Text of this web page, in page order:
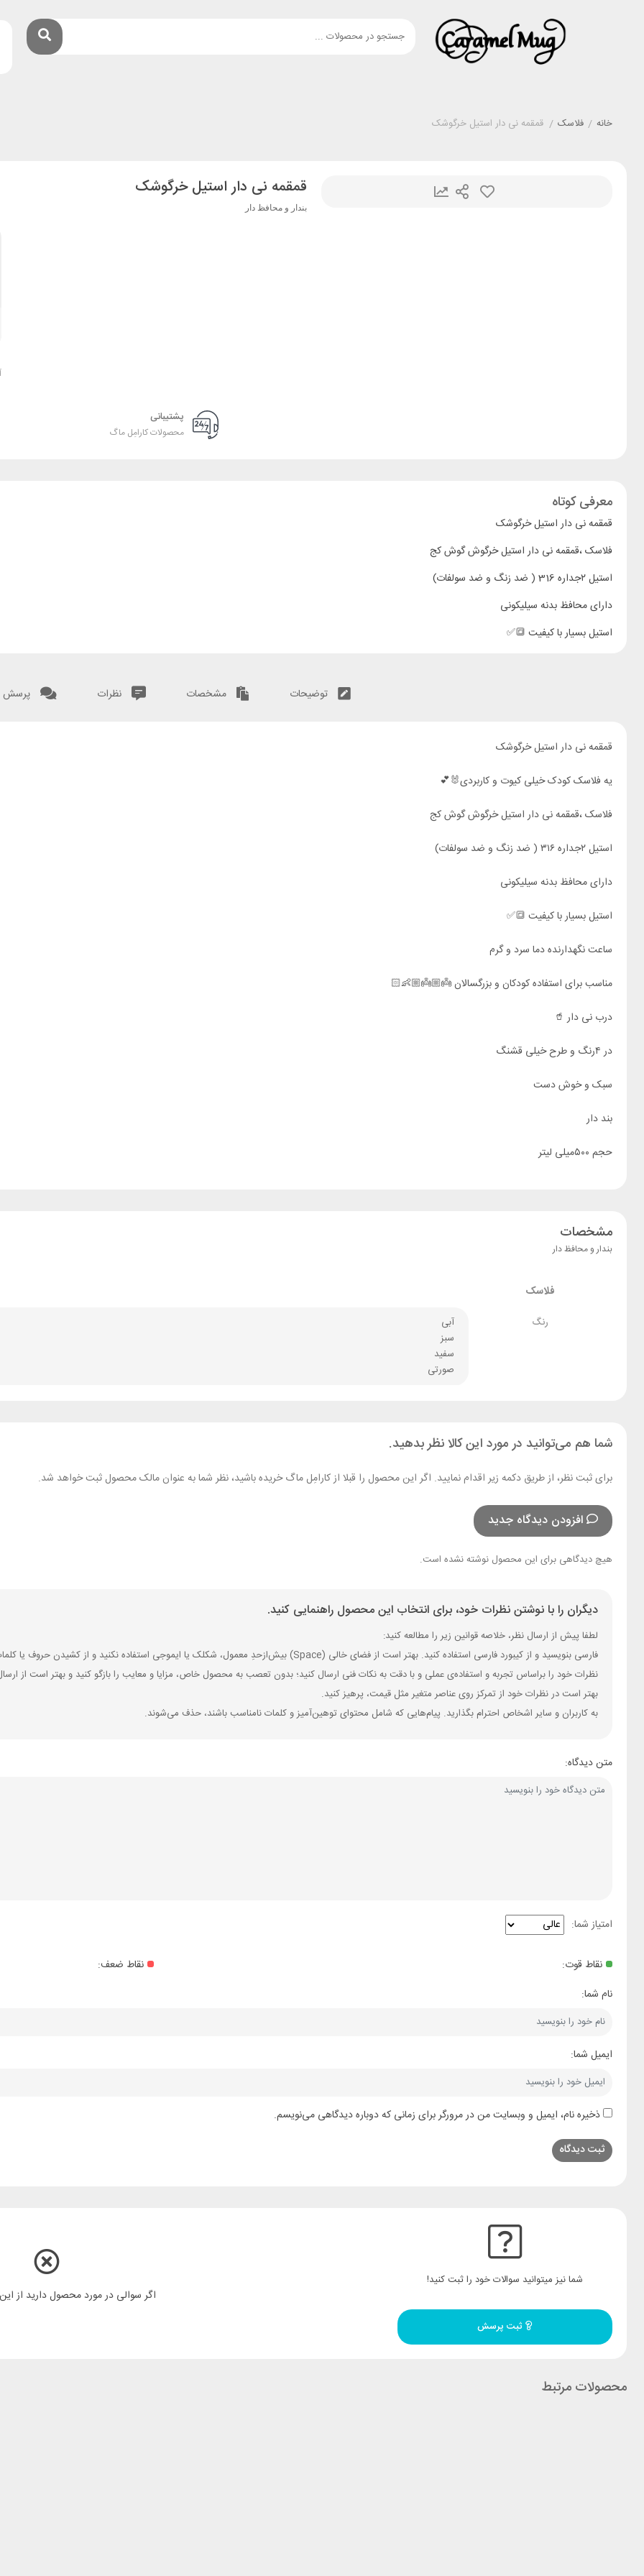
خانه / فلاسک / قمقمه نی دار استیل خرگوشک
قمقمه نی دار استیل خرگوشک
بندار و محافظ دار
پشتیبانی
محصولات کارامِل ماگ
معرفی کوتاه
قمقمه نی دار استیل خرگوشک
فلاسک ،قمقمه نی دار استیل خرگوش گوش کج
استیل ۲جداره 316 ( ضد زنگ و ضد سولفات)
دارای محافظ بدنه سیلیکونی
استیل بسیار با کیفیت 🔳✅
در ۴رنگ و طرح خیلی قشنگ
توضیحات مشخصات نظرات پرسش
قمقمه نی دار استیل خرگوشک
یه فلاسک کودک خیلی کیوت و کاربردی🐰💕
فلاسک ،قمقمه نی دار استیل خرگوش گوش کج
استیل ۲جداره ۳۱۶ ( ضد زنگ و ضد سولفات)
دارای محافظ بدنه سیلیکونی
استیل بسیار با کیفیت 🔳✅
ساعت نگهدارنده دما سرد و گرم
مناسب برای استفاده کودکان و بزرگسالان 👼🏼👼🏼👶🏻
درب نی دار 🥤
در ۴رنگ و طرح خیلی قشنگ
سبک و خوش دست
بند دار
حجم ۵۰۰میلی لیتر
مشخصات
بندار و محافظ دار
فلاسک
رنگ
آبی
سبز
سفید
صورتی
شما هم می‌توانید در مورد این کالا نظر بدهید.
برای ثبت نظر، از طریق دکمه زیر اقدام نمایید. اگر این محصول را قبلا از کارامِل ماگ خریده باشید، نظر شما به عنوان مالک محصول ثبت خواهد شد.
افزودن دیدگاه جدید
هیچ دیدگاهی برای این محصول نوشته نشده است.
دیگران را با نوشتن نظرات خود، برای انتخاب این محصول راهنمایی کنید.
لطفا پیش از ارسال نظر، خلاصه قوانین زیر را مطالعه کنید:
فارسی بنویسید و از کیبورد فارسی استفاده کنید. بهتر است از فضای خالی (Space) بیش‌از‌حدِ معمول، شکلک یا ایموجی استفاده نکنید و از کشیدن حروف یا کلمات با صفحه‌کلید بپرهیزید.
نظرات خود را براساس تجربه و استفاده‌ی عملی و با دقت به نکات فنی ارسال کنید؛ بدون تعصب به محصول خاص، مزایا و معایب را بازگو کنید و بهتر است از
بهتر است در نظرات خود از تمرکز روی عناصر متغیر مثل قیمت، پرهیز کنید.
به کاربران و سایر اشخاص احترام بگذارید. پیام‌هایی که شامل محتوای توهین‌آمیز و کلمات نامناسب باشند، حذف می‌شوند.
متن دیدگاه:
امتیاز شما:
نقاط قوت:
نقاط ضعف:
نام شما:
ایمیل شما:
ذخیره نام، ایمیل و وبسایت من در مرورگر برای زمانی که دوباره دیدگاهی می‌نویسم.
شما نیز میتوانید سوالات خود را ثبت کنید!
ثبت پرسش
اگر سوالی در مورد محصول دارید از
محصولات مرتبط